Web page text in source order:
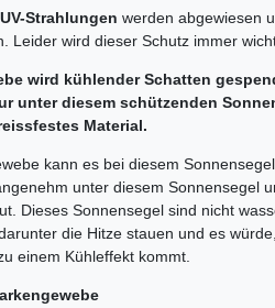
Strahlungen werden abgewiesen
Leider wird dieser Schutz immer
wird kühlender Schatten
unter diesem schützenden
Material.
kann es bei diesem
unter diesem Sonnensegel
Dieses Sonnensegel sind nicht
die Hitze stauen und es
einem Kühleffekt kommt.